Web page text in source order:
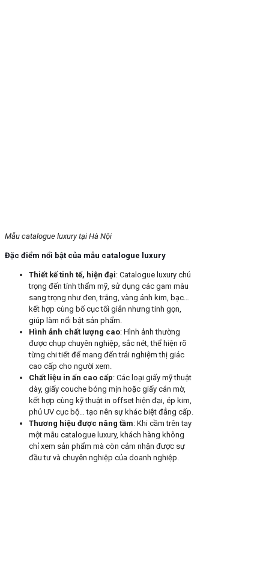
Mẫu catalogue luxury tại Hà Nội
Đặc điểm nổi bật của mẫu catalogue luxury
Thiết kế tinh tế, hiện đại: Catalogue luxury chú
trọng đến tính thẩm mỹ, sử dụng các gam màu
sang trọng như đen, trắng, vàng ánh kim, bạc…
kết hợp cùng bố cục tối giản nhưng tinh gọn,
giúp làm nổi bật sản phẩm.
Hình ảnh chất lượng cao: Hình ảnh thường
được chụp chuyên nghiệp, sắc nét, thể hiện rõ
từng chi tiết để mang đến trải nghiệm thị giác
cao cấp cho người xem.
Chất liệu in ấn cao cấp: Các loại giấy mỹ thuật
dày, giấy couche bóng mịn hoặc giấy cán mờ,
kết hợp cùng kỹ thuật in offset hiện đại, ép kim,
phủ UV cục bộ… tạo nên sự khác biệt đẳng cấp.
Thương hiệu được nâng tầm: Khi cầm trên tay
một mẫu catalogue luxury, khách hàng không
chỉ xem sản phẩm mà còn cảm nhận được sự
đầu tư và chuyên nghiệp của doanh nghiệp.